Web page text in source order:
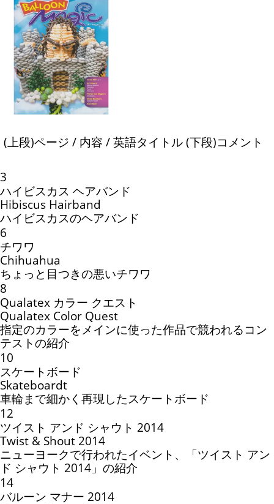
(上段)ページ / 内容 / 英語タイトル (下段)コメント
3
ハイビスカス ヘアバンド
Hibiscus Hairband
ハイビスカスのヘアバンド
6
チワワ
Chihuahua
ちょっと目つきの悪いチワワ
8
Qualatex カラー クエスト
Qualatex Color Quest
指定のカラーをメインに使った作品で競われるコン
テストの紹介
10
スケートボード
Skateboardt
車輪まで細かく再現したスケートボード
12
ツイスト アンド シャウト 2014
Twist & Shout 2014
ニューヨークで行われたイベント、「ツイスト アン
ド シャウト 2014」の紹介
14
バルーン マナー 2014